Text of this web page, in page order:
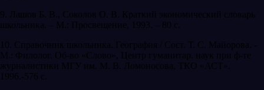
9. Лашов Б. В., Соколов О. В. Краткий экономический словарь
школьника. – М.: Просвещение, 1993. – 80 с.
10. Справочник школьника. География / Сост. Т. С. Майорова. -
М.: Филолог. Об-во «Слово», Центр гуманитар. наук при ф-те
журналистики МГУ им. М. В. Ломоносова, ТКО «АСТ».
1996.-576 с.